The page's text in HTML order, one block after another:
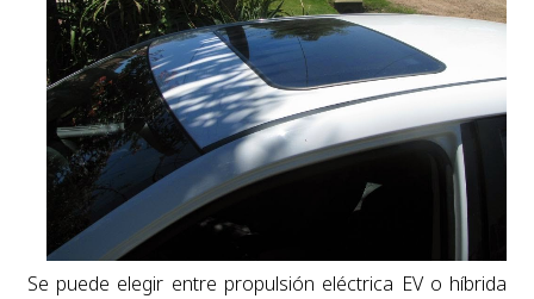
Se puede elegir entre propulsión eléctrica EV o híbrida